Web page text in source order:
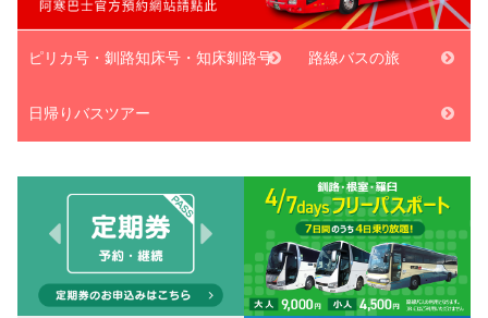
ピリカ号・釧路知床号・知床釧路号 路線バスの旅
日帰りバスツアー